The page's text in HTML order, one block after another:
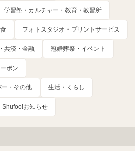
学習塾・カルチャー・教育・教習所
フォトスタジオ・プリントサービス
共済・金融 冠婚葬祭・イベント
ポン
・その他 生活・くらし
Shufoo!お知らせ